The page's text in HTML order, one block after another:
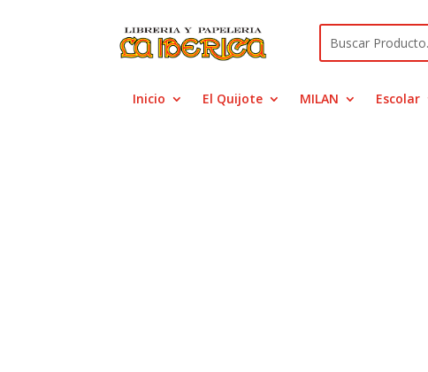
Inicio El Quijote MILAN Escolar